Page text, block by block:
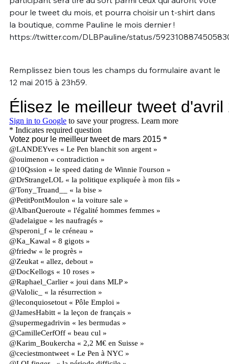
pour le tweet du mois, et pourra choisir un t-shirt dans
la boutique, comme Pauline le mois dernier !
https://twitter.com/DLBPauline/status/
Remplissez bien tous les champs du formulaire avant le
12 mai 2015 à 23h59.